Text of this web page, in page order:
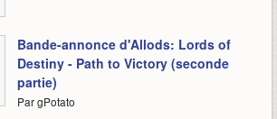
Bande-annonce d'Allods: Lords of
Destiny - Path to Victory (seconde
partie)
Par gPotato